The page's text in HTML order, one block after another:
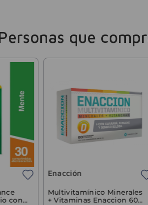
que
con
Enacción
Multivitamínico Minerales
+ Vitaminas Enaccion 60